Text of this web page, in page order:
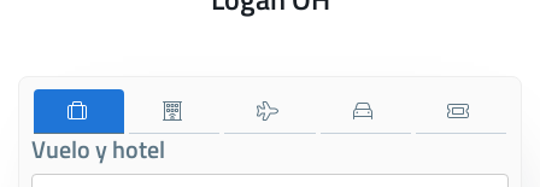
Vuelo y hotel